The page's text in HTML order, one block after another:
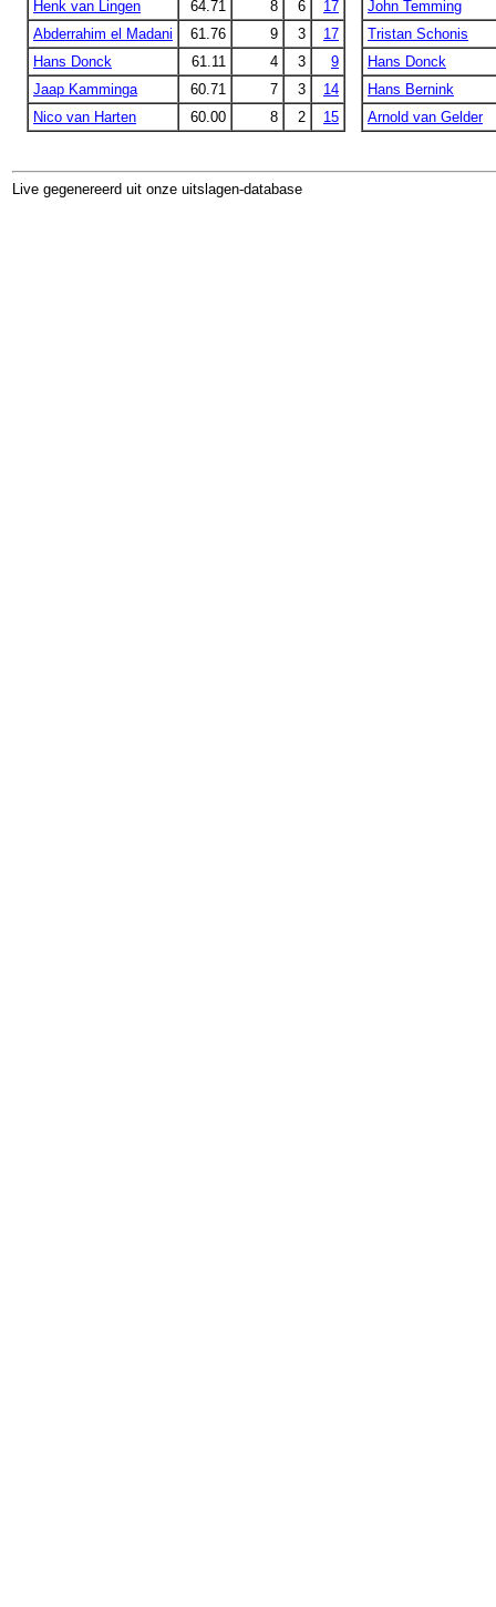
Henk van Lingen 64.71 8 6
17
Abderrahim el Madani
61.76 9 3
17
Hans Donck
61.11 4 3
9
Jaap Kamminga
60.71 7 3
14
Nico van Harten
60.00 8 2 15
John Temming
Tristan Schonis
Hans Donck
Hans Bernink
Arnold van Gelder
Live gegenereerd uit onze uitslagen-database